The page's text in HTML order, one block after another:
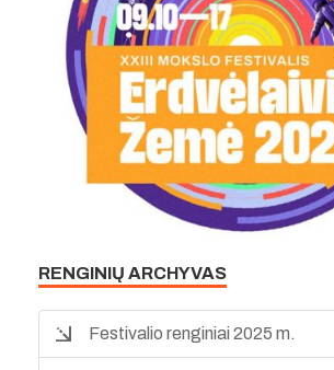
RENGINIŲ ARCHYVAS
Festivalio renginiai 2025 m.